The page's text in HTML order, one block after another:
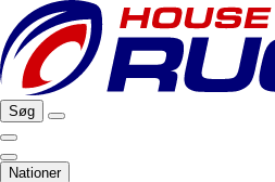
Søg
Nationer